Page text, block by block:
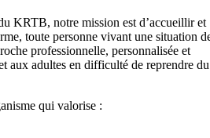
KRTB, notre mission est d’accueillir et
toute personne vivant une situation
professionnelle, personnalisée et
aux adultes en difficulté de reprendre du
qui valorise :